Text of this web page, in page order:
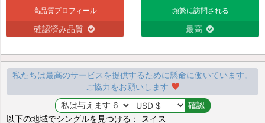
高品質プロフィール
確認済み品質
頻繁に訪問される
最高
私たちは最高のサービスを提供するために懸命に働いています。
ご協力をお願いします
以下の地域でシングルを見つける： スイス